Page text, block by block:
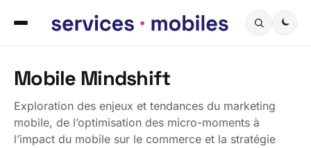
Mobile Mindshift
Exploration des enjeux et tendances du marketing
mobile, de l’optimisation des micro-moments à
l’impact du mobile sur le commerce et la stratégie